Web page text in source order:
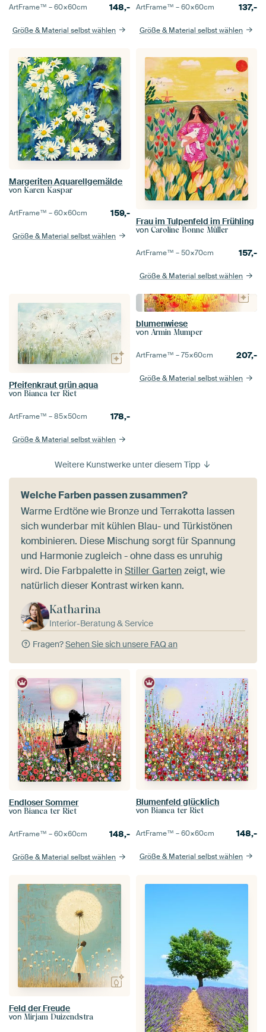
ArtFrame™ –60×60cm 148,-
Größe & Material selbst wählen
ArtFrame™ –60×60cm 137,-
Größe & Material selbst wählen
Margeriten Aquarellgemälde
von Karen Kaspar
ArtFrame™ –60×60cm 159,-
Größe & Material selbst wählen
Frau im Tulpenfeld im Frühling
von Caroline Bonne Müller
ArtFrame™ –50×70cm 157,-
Größe & Material selbst wählen
Pfeifenkraut grün aqua
von Bianca ter Riet
ArtFrame™ –85×50cm 178,-
Größe & Material selbst wählen
blumenwiese
von Armin Mumper
ArtFrame™ –75×60cm 207,-
Größe & Material selbst wählen
Weitere Kunstwerke unter diesem Tipp
Welche Farben passen zusammen?
Warme Erdtöne wie Bronze und Terrakotta lassen
sich wunderbar mit kühlen Blau- und Türkistönen
kombinieren. Diese Mischung sorgt für Spannung
und Harmonie zugleich - ohne dass es unruhig
wird. Die Farbpalette inStiller Gartenzeigt, wie
natürlich dieser Kontrast wirken kann.
Katharina
Interior-Beratung & Service
Fragen?Sehen Sie sich unsere FAQ an
Endloser Sommer
von Bianca ter Riet
ArtFrame™ –60×60cm 148,-
Größe & Material selbst wählen
Blumenfeld glücklich
von Bianca ter Riet
ArtFrame™ –60×60cm 148,-
Größe & Material selbst wählen
Feld der Freude
von Mirjam Duizendstra